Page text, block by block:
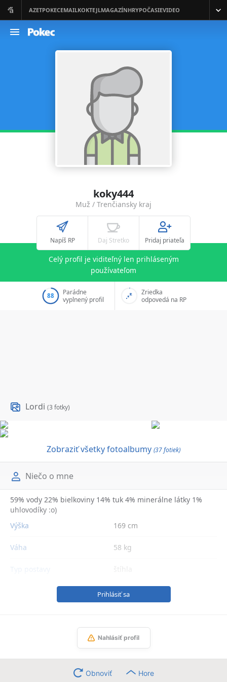
koky444
Muž / Trenčiansky kraj
Napíš RP Daj Stretko Pridaj priateľa
Celý profil je viditeľný len prihláseným
používateľom
88
Parádne
vyplnený profil
Zriedka
odpovedá na RP
Lordi(3 fotky)
Zobraziť všetky fotoalbumy (37 fotiek)
Niečo o mne
59% vody 22% bielkoviny 14% tuk 4% minerálne látky 1%
uhlovodíky :o)
Výška
169 cm
Váha 58 kg
štíhla
Prihlásiť sa
Nahlásiť profil
Obnoviť Hore